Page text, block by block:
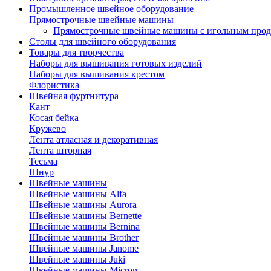
Промышленное швейное оборудование
Прямострочные швейные машины
Прямострочные швейные машины с игольным
Столы для швейного оборудования
Товары для творчества
Наборы для вышивания готовых изделий
Наборы для вышивания крестом
Флористика
Швейная фуртнитура
Кант
Косая бейка
Кружево
Лента aтласная и декоративная
Лента шторная
Тесьма
Шнур
Швейные машины
Швейные машины Alfa
Швейные машины Aurora
Швейные машины Bernette
Швейные машины Bernina
Швейные машины Brother
Швейные машины Janome
Швейные машины Juki